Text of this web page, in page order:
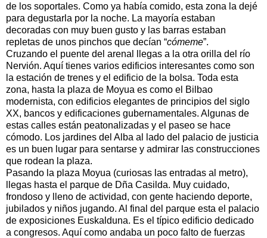
de los soportales. Como ya había comido, esta zona la dejé
para degustarla por la noche. La mayoría estaban
decoradas con muy buen gusto y las barras estaban
repletas de unos pinchos que decían “cómeme”.
Cruzando el puente del arenal llegas a la otra orilla del río
Nervión. Aquí tienes varios edificios interesantes como son
la estación de trenes y el edificio de la bolsa. Toda esta
zona, hasta la plaza de Moyua es como el Bilbao
modernista, con edificios elegantes de principios del siglo
XX, bancos y edificaciones gubernamentales. Algunas de
estas calles están peatonalizadas y el paseo se hace
cómodo. Los jardines del Alba al lado del palacio de justicia
es un buen lugar para sentarse y admirar las construcciones
que rodean la plaza.
Pasando la plaza Moyua (curiosas las entradas al metro),
llegas hasta el parque de Dña Casilda. Muy cuidado,
frondoso y lleno de actividad, con gente haciendo deporte,
jubilados y niños jugando. Al final del parque esta el palacio
de exposiciones Euskalduna. Es el típico edificio dedicado
a congresos. Aquí como andaba un poco falto de fuerzas